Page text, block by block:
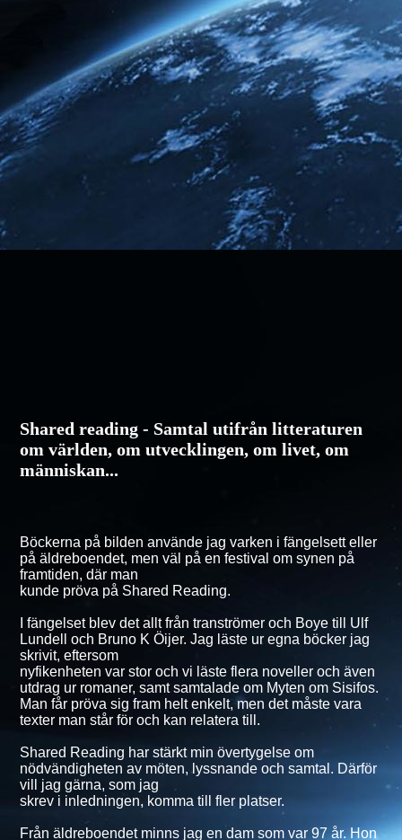
Shared reading - Samtal utifrån litteraturen
om världen, om utvecklingen, om livet, om
människan...
Böckerna på bilden använde jag varken i fängelsett eller
på äldreboendet, men väl på en festival om synen på
framtiden, där man
kunde pröva på Shared Reading.
I fängelset blev det allt från tranströmer och Boye till Ulf
Lundell och Bruno K Öijer. Jag läste ur egna böcker jag
skrivit, eftersom
nyfikenheten var stor och vi läste flera noveller och även
utdrag ur romaner, samt samtalade om Myten om Sisifos.
Man får pröva sig fram helt enkelt, men det måste vara
texter man står för och kan relatera till.
Shared Reading har stärkt min övertygelse om
nödvändigheten av möten, lyssnande och samtal. Därför
vill jag gärna, som jag
skrev i inledningen, komma till fler platser.
Från äldreboendet minns jag en dam som var 97 år. Hon